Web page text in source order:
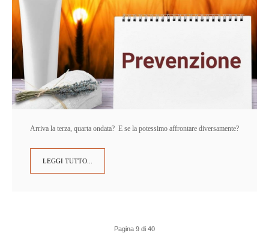
Arriva la terza, quarta ondata? E se la potessimo affrontare diversamente?
LEGGI TUTTO...
Pagina 9 di 40